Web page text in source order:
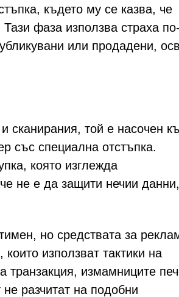
където му се казва, че
фаза използва страха по-
или продадени,
сканирания, той е насочен
със специална отстъпка.
която изглежда
не е да защити нечии
но средствата за
използват тактики на
транзакция, измамниците
разчитат на подобни